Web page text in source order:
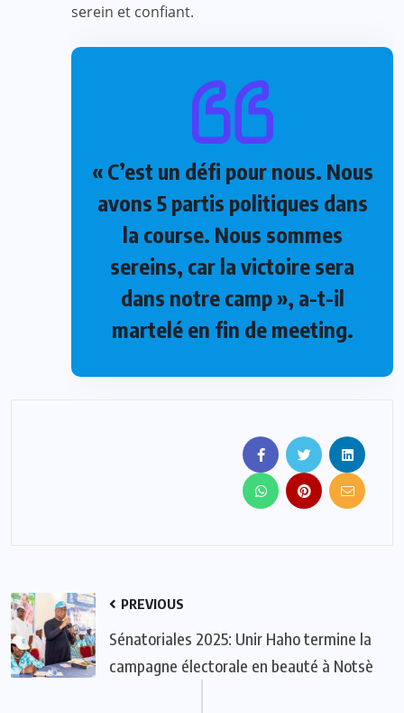
serein et confiant.
« C’est un défi pour nous. Nous
avons 5 partis politiques dans
la course. Nous sommes
sereins, car la victoire sera
dans notre camp », a-t-il
martelé en fin de meeting.
PREVIOUS
Sénatoriales 2025: Unir Haho termine la
campagne électorale en beauté à Notsè